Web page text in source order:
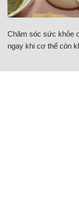
Chăm sóc sức khỏe
ngay khi cơ thể còn